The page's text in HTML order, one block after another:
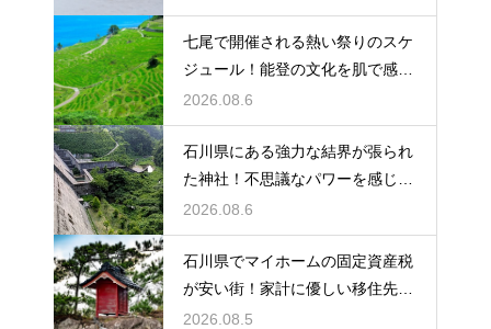
七尾で開催される熱い祭りのスケ
ジュール！能登の文化を肌で感じ
る体験
2026.08.6
石川県にある強力な結界が張られ
た神社！不思議なパワーを感じる
神秘の地
2026.08.6
石川県でマイホームの固定資産税
が安い街！家計に優しい移住先の
選び方
2026.08.5